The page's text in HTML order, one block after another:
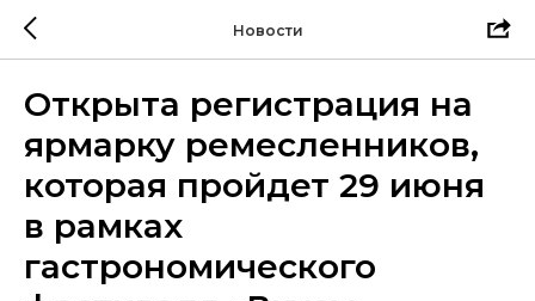
Новости
Открыта регистрация на
ярмарку ремесленников,
которая пройдет 29 июня
в рамках
гастрономического